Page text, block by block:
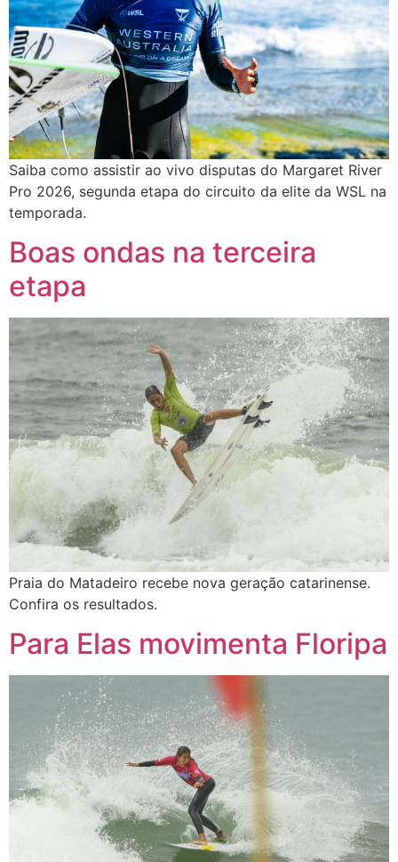
Saiba como assistir ao vivo disputas do Margaret River
Pro 2026, segunda etapa do circuito da elite da WSL na
temporada.
Boas ondas na terceira
etapa
Praia do Matadeiro recebe nova geração catarinense.
Confira os resultados.
Para Elas movimenta Floripa